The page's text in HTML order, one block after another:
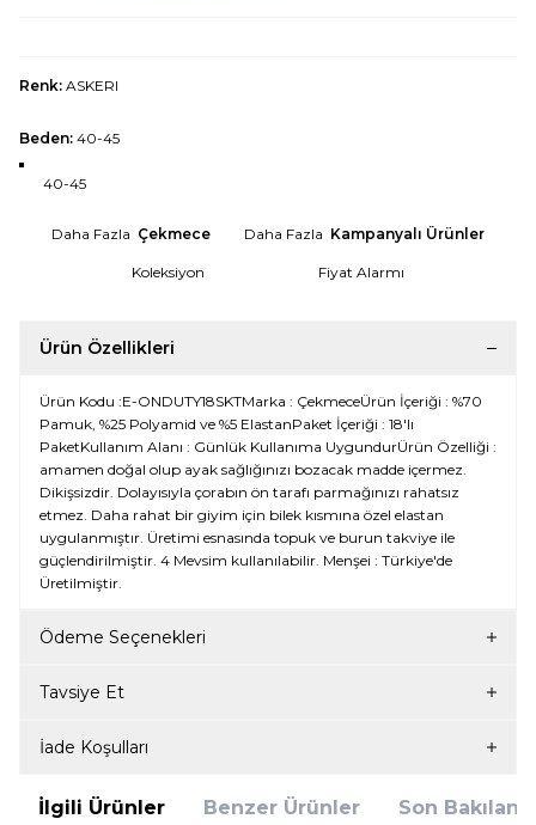
Renk: ASKERI
Beden: 40-45
40-45
Daha Fazla Çekmece Daha Fazla Kampanyalı Ürünler
Koleksiyon Fiyat Alarmı
Ürün Özellikleri
Ürün Kodu :E-ONDUTY18SKTMarka : ÇekmeceÜrün İçeriği : %70
Pamuk, %25 Polyamid ve %5 ElastanPaket İçeriği : 18'lı
PaketKullanım Alanı : Günlük Kullanıma UygundurÜrün Özelliği :
amamen doğal olup ayak sağlığınızı bozacak madde içermez.
Dikişsizdir. Dolayısıyla çorabın ön tarafı parmağınızı rahatsız
etmez. Daha rahat bir giyim için bilek kısmına özel elastan
uygulanmıştır. Üretimi esnasında topuk ve burun takviye ile
güçlendirilmiştir. 4 Mevsim kullanılabilir. Menşei : Türkiye'de
Üretilmiştir.
Ödeme Seçenekleri
Tavsiye Et
İade Koşulları
İlgili Ürünler Benzer Ürünler Son